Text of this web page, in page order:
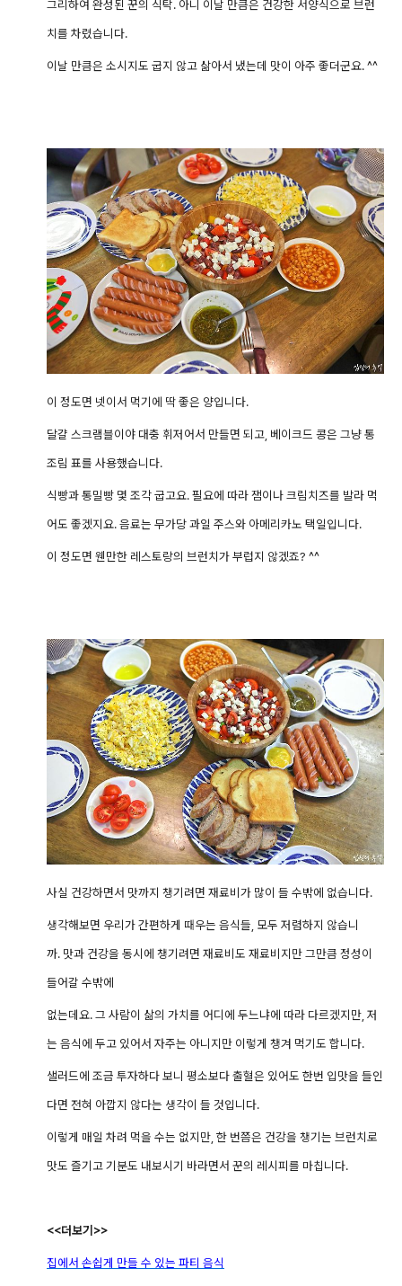
그리하여 완성된 꾼의 식탁. 아니 이날 만큼은 건강한 서양식으로 브런
치를 차렸습니다.
이날 만큼은 소시지도 굽지 않고 삶아서 냈는데 맛이 아주 좋더군요. ^^
이 정도면 넷이서 먹기에 딱 좋은 양입니다.
달걀 스크램블이야 대충 휘저어서 만들면 되고, 베이크드 콩은 그냥 통
조림 표를 사용했습니다.
식빵과 통밀빵 몇 조각 굽고요. 필요에 따라 잼이나 크림치즈를 발라 먹
어도 좋겠지요. 음료는 무가당 과일 주스와 아메리카노 택일입니다.
이 정도면 웬만한 레스토랑의 브런치가 부럽지 않겠죠? ^^
사실 건강하면서 맛까지 챙기려면 재료비가 많이 들 수밖에 없습니다.
생각해보면 우리가 간편하게 때우는 음식들, 모두 저렴하지 않습니
까. 맛과 건강을 동시에 챙기려면 재료비도 재료비지만 그만큼 정성이
들어갈 수밖에
없는데요. 그 사람이 삶의 가치를 어디에 두느냐에 따라 다르겠지만, 저
는 음식에 두고 있어서 자주는 아니지만 이렇게 챙겨 먹기도 합니다.
샐러드에 조금 투자하다 보니 평소보다 출혈은 있어도 한번 입맛을 들인
다면 전혀 아깝지 않다는 생각이 들 것입니다.
이렇게 매일 차려 먹을 수는 없지만, 한 번쯤은 건강을 챙기는 브런치로
맛도 즐기고 기분도 내보시기 바라면서 꾼의 레시피를 마칩니다.
<<더보기>>
집에서 손쉽게 만들 수 있는 파티 음식